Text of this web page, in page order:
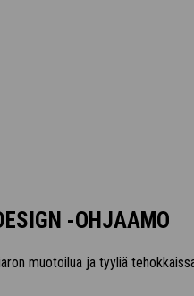
-OHJAAMO
muotoilua ja tyyliä